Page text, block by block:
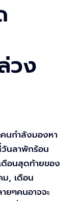
วง
นกำลังมองหา
นลาพักร้อน
ดือนสุดท้ายของ
, เดือน
ยๆคนอาจจะ